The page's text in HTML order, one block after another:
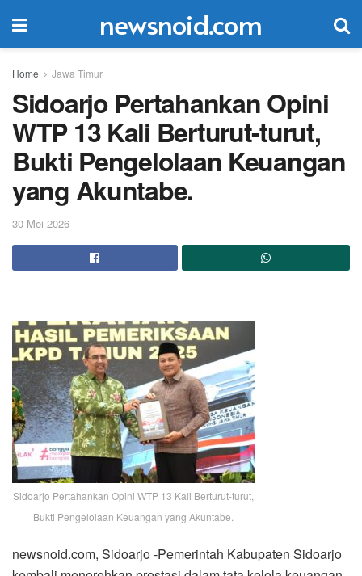
newsnoid.com
Home Jawa Timur
Sidoarjo Pertahankan Opini
WTP 13 Kali Berturut-turut,
Bukti Pengelolaan Keuangan
yang Akuntabe.
30 Mei 2026
Sidoarjo Pertahankan Opini WTP 13 Kali Berturut-turut,
Bukti Pengelolaan Keuangan yang Akuntabe.
newsnoid.com, Sidoarjo -Pemerintah Kabupaten Sidoarjo